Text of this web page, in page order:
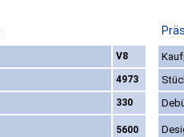
V8
4973
330
5600